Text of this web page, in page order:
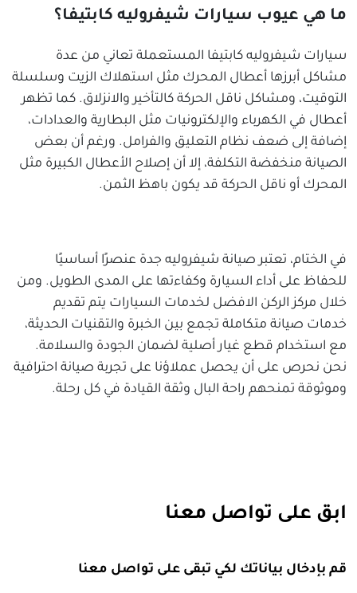
ما هي عيوب سيارات شيفروليه كابتيفا؟
سيارات شيفروليه كابتيفا المستعملة تعاني من عدة
مشاكل أبرزها أعطال المحرك مثل استهلاك الزيت وسلسلة
التوقيت، ومشاكل ناقل الحركة كالتأخير والانزلاق. كما تظهر
أعطال في الكهرباء والإلكترونيات مثل البطارية والعدادات،
إضافة إلى ضعف نظام التعليق والفرامل. ورغم أن بعض
الصيانة منخفضة التكلفة، إلا أن إصلاح الأعطال الكبيرة مثل
المحرك أو ناقل الحركة قد يكون باهظ الثمن.
في الختام، تعتبر صيانة شيفروليه جدة عنصرًا أساسيًا
للحفاظ على أداء السيارة وكفاءتها على المدى الطويل. ومن
خلال مركز الركن الافضل لخدمات السيارات يتم تقديم
خدمات صيانة متكاملة تجمع بين الخبرة والتقنيات الحديثة،
مع استخدام قطع غيار أصلية لضمان الجودة والسلامة.
نحن نحرص على أن يحصل عملاؤنا على تجربة صيانة احترافية
وموثوقة تمنحهم راحة البال وثقة القيادة في كل رحلة.
ابق على تواصل معنا
قم بإدخال بياناتك لكي تبقى على تواصل معنا